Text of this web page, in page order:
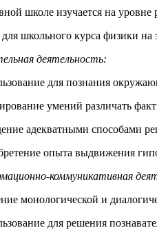
школе изучается на
школьного курса физики на
деятельность:
для познания
умений различать факты,
адекватными способами
опыта выдвижения
коммуникативная
монологической и
для решения